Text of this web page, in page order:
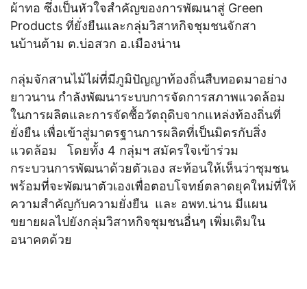
ผ้าทอ ซึ่งเป็นหัวใจสำคัญของการพัฒนาสู่ Green
Products ที่ยั่งยืนและกลุ่มวิสาหกิจชุมชนจักสา
นบ้านต้าม ต.บ่อสวก อ.เมืองน่าน
กลุ่มจักสานไม้ไผ่ที่มีภูมิปัญญาท้องถิ่นสืบทอดมาอย่าง
ยาวนาน กำลังพัฒนาระบบการจัดการสภาพแวดล้อม
ในการผลิตและการจัดซื้อวัตถุดิบจากแหล่งท้องถิ่นที่
ยั่งยืน เพื่อเข้าสู่มาตรฐานการผลิตที่เป็นมิตรกับสิ่ง
แวดล้อม โดยทั้ง 4 กลุ่มฯ สมัครใจเข้าร่วม
กระบวนการพัฒนาด้วยตัวเอง สะท้อนให้เห็นว่าชุมชน
พร้อมที่จะพัฒนาตัวเองเพื่อตอบโจทย์ตลาดยุคใหม่ที่ให้
ความสำคัญกับความยั่งยืน และ อพท.น่าน มีแผน
ขยายผลไปยังกลุ่มวิสาหกิจชุมชนอื่นๆ เพิ่มเติมใน
อนาคตด้วย